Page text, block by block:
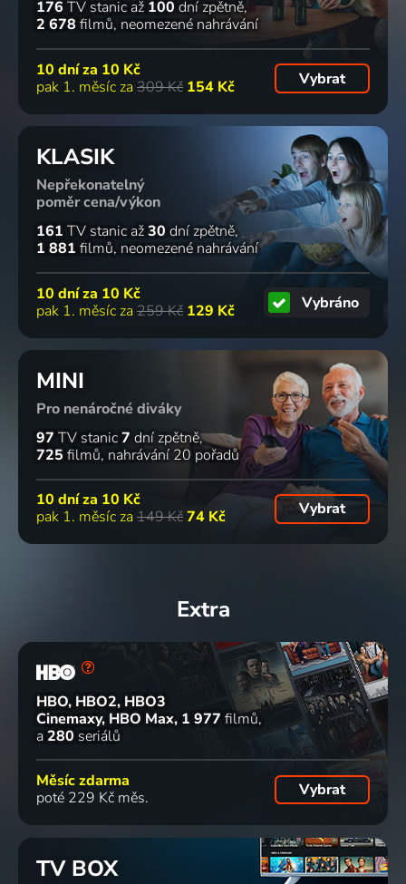
176 TV stanic až 100 dní zpětně
2 678 filmů neomezené nahrávání
10 dní za 10 Kč
pak 1. měsíc za 309 Kč 154 Kč Vybrat
KLASIK
Nepřekonatelný
poměr cena/výkon
161 TV stanic až30 dní zpětně
1 881 filmů neomezené nahrávání
10 dní za 10 Kč
pak 1. měsíc za 259 Kč 129 Kč Vybráno
MINI
Pro nenáročné diváky
97 TV stanic7 dní zpětně
725 filmů nahrávání 20 pořadů
10 dní za 10 Kč
pak 1. měsíc za 149 Kč74 Kč Vybrat
Extra
HBO, HBO2, HBO3
Cinemaxy, HBO Max 1 977 filmů
a 280 seriálů
Měsíc zdarma
poté 229 Kč měs.
Vybrat
TV BOX